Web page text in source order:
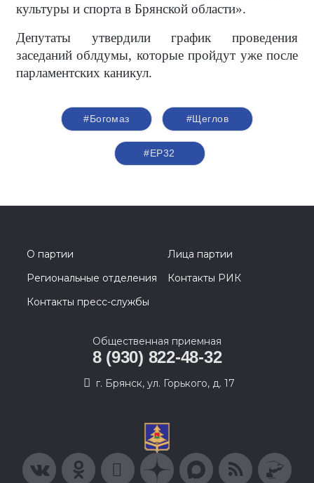
культуры и спорта в Брянской области».
Депутаты утвердили график проведения
заседаний облдумы, которые пройдут уже после
парламентских каникул.
#Богомаз #Щеглов
#ЕР32
О партии
Лица партии
Региональные отделения
Контакты РИК
Контакты пресс-службы
Общественная приемная
8 (930) 822-48-32
г. Брянск, ул. Горького, д. 17